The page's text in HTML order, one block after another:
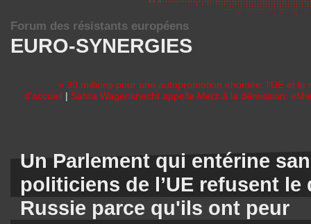
EURO-SYNERGIES
Forum des résistants européens
« 30 millions pour une autopromotion éhontée: l’UE et
d'accueil | Sahra Wagenknecht appelle Merz à la démission:
Un Parlement qui entérine
politiciens de l’UE refusent le
Russie parce qu'ils ont peur